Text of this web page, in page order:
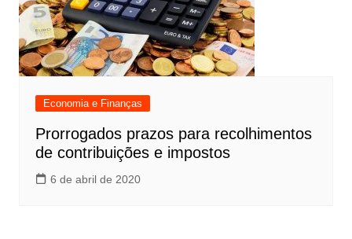
Economia e Finanças
Prorrogados prazos para recolhimentos
de contribuições e impostos
6 de abril de 2020